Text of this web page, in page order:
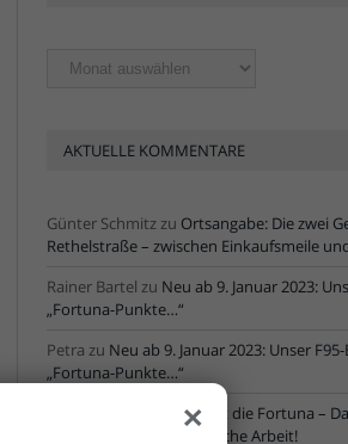
Ältere
AKTUELLE KOMMENTARE
Günter Schmitzzu Ortsangabe: Die zwei
Rethelstraße – zwischen Einkaufsmeile
Rainer Bartel zu Neu ab 9. Januar 2023:
„Fortuna-Punkte…“
Petra zu Neu ab 9. Januar 2023: Unser
„Fortuna-Punkte…“
NLZ-Chef verlässt die Fortuna –
Schaefer, für die erfolgreiche Arbeit!
×